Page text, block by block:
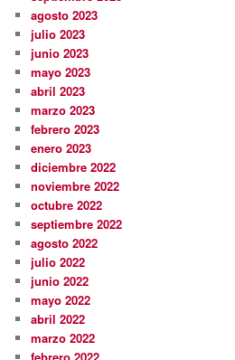
agosto 2023
julio 2023
junio 2023
mayo 2023
abril 2023
marzo 2023
febrero 2023
enero 2023
diciembre 2022
noviembre 2022
octubre 2022
septiembre 2022
agosto 2022
julio 2022
junio 2022
mayo 2022
abril 2022
marzo 2022
febrero 2022